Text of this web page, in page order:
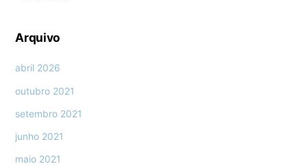
Arquivo
abril 2026
outubro 2021
setembro 2021
junho 2021
maio 2021